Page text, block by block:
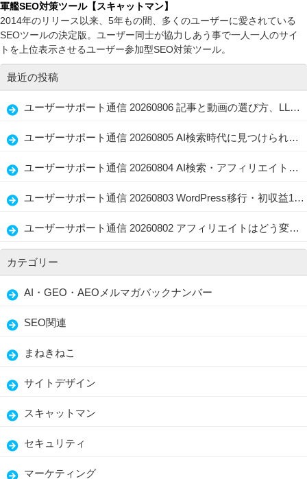
軍艦SEO対策ツール【スキャットマン】
2014年のリリース以来、5年もの間、多くのユーザーに愛されている
SEOツールの決定版。ユーザー同士が協力しあう事で一人一人のサイ
トを上位表示させるユーザー参加型SEO対策ツール。
最近の投稿
ユーザーサポート通信 20260806 記事と動画の選び方、LLMO・GEOで忘れない読者ファースト
ユーザーサポート通信 20260805 AI検索時代に見つけられる店舗情報と記事の整え方、生かし方
ユーザーサポート通信 20260804 AI検索・アフィリエイト・水着選びに共通する「伝わる情報設計」
ユーザーサポート通信 20260803 WordPress移行・初収益1万円・問い合わせ導線を見直すブログ改善術
ユーザーサポート通信 20260802 アフィリエイトはどう変わる？WordPress・AI Writer・経験者の強み
カテゴリー
AI・GEO・AEOメルマガバックナンバー
SEO関連
まねきねこ
サイトデザイン
スキャットマン
セキュリティ
マーケティング